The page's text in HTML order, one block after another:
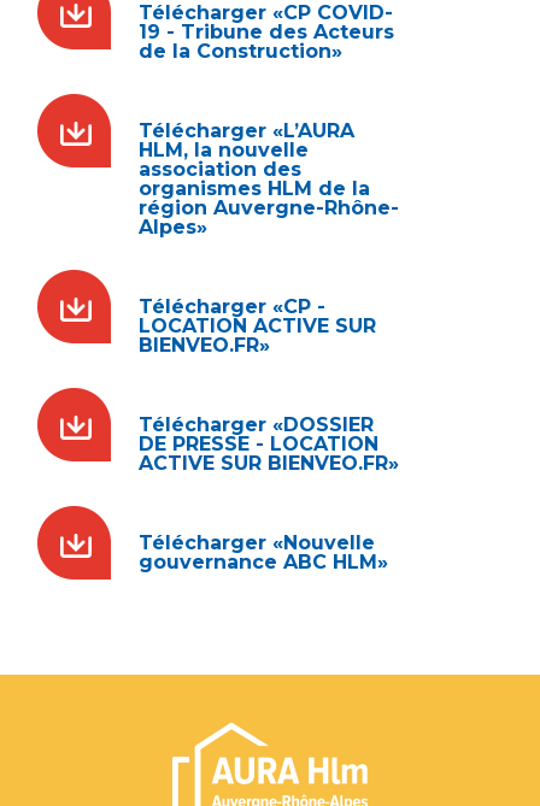
Télécharger «CP COVID-
19 - Tribune des Acteurs
de la Construction»
Télécharger «L’AURA
HLM, la nouvelle
association des
organismes HLM de la
région Auvergne-Rhône-
Alpes»
Télécharger «CP -
LOCATION ACTIVE SUR
BIENVEO.FR»
Télécharger «DOSSIER
DE PRESSE - LOCATION
ACTIVE SUR BIENVEO.FR»
Télécharger «Nouvelle
gouvernance ABC HLM»